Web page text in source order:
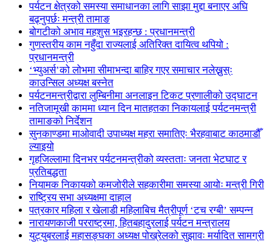
पर्यटन क्षेत्रको समस्या समाधानका लागि साझा मुद्दा बनाएर अघि
बढ्नुपर्छः मन्त्री तामाङ
बोगटीको अभाव महशुस भइरहन्छ : प्रधानमन्त्री
गुणस्तरीय काम नहुँदा राज्यलाई अतिरिक्त दायित्व थपियो :
प्रधानमन्त्री
‘भ्युअर्स’को लोभमा सीमाभन्दा बाहिर गएर समाचार नलेख्नुस्ः
काउन्सिल अध्यक्ष बस्नेत
पर्यटनमन्त्रीद्वारा लुम्बिनीमा अनलाइन टिकट प्रणालीको उद्घाटन
नतिजामूखी काममा ध्यान दिन मातहतका निकायलाई पर्यटनमन्त्री
तामाङको निर्देशन
सुनकाण्डमा मा‌ओवादी उपाध्यक्ष महरा समातिएः भैरहवाबाट काठमाडौँ
ल्याइयो
गृहजिल्लामा दिनभर पर्यटनमन्त्रीको व्यस्तताः जनता भेटघाट र
प्रतिबद्धता
नियामक निकायको कमजोरीले सहकारीमा समस्या आयोः मन्त्री गिरी
राष्ट्रिय सभा अध्यक्षमा दाहाल
पत्रकार महिला र खेलाडी महिलाबिच मैत्रीपूर्ण ‘टच रग्बी’ सम्पन्न
नारायणकाजी परराष्ट्रमा, हितबहादुरलाई पर्यटन मन्त्रालय
युट्युबरलाई महासङ्घका अध्यक्ष पोख्रेलको सुझावः मर्यादित सामग्री